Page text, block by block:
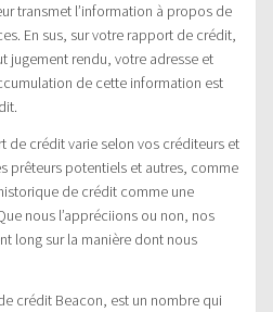
transmet l’information à propos de
En sus, sur votre rapport de crédit,
jugement rendu, votre adresse et
de cette information est
de crédit varie selon vos créditeurs et
prêteurs potentiels et autres, comme
de crédit comme une
nous l’appréciions ou non, nos
long sur la manière dont nous
crédit Beacon, est un nombre qui